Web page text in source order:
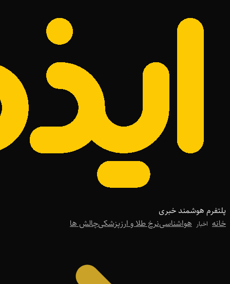
پلتفرم هوشمند خبری
خانه اخبار هواشناسینرخ طلا و ارزپزشکیچالش ها